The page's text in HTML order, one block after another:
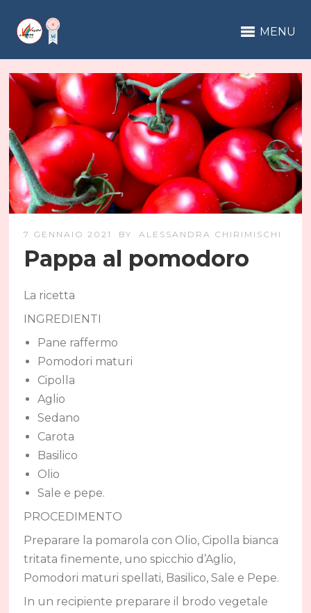
MENU
7 GENNAIO 2021 BY ALESSANDRA CHIRIMISCHI
Pappa al pomodoro
La ricetta
INGREDIENTI
Pane raffermo
Pomodori maturi
Cipolla
Aglio
Sedano
Carota
Basilico
Olio
Sale e pepe.
PROCEDIMENTO
Preparare la pomarola con Olio, Cipolla bianca
tritata finemente, uno spicchio d’Aglio,
Pomodori maturi spellati, Basilico, Sale e Pepe.
In un recipiente preparare il brodo vegetale